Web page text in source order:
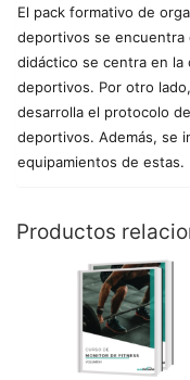
El pack formativo de
deportivos se encuentra
didáctico se centra en
deportivos. Por otro
desarrolla el protocolo
deportivos. Además, se
equipamientos de estas.
Productos